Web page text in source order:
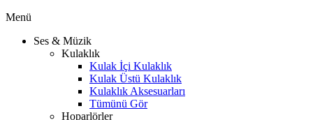
Menü
Ses & Müzik
Kulaklık
Kulak İçi Kulaklık
Kulak Üstü Kulaklık
Kulaklık Aksesuarları
Tümünü Gör
Hoparlörler